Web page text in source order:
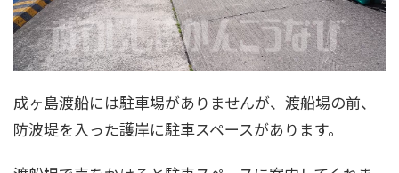
成ヶ島渡船には駐車場がありませんが、渡船場の前、
防波堤を入った護岸に駐車スペースがあります。